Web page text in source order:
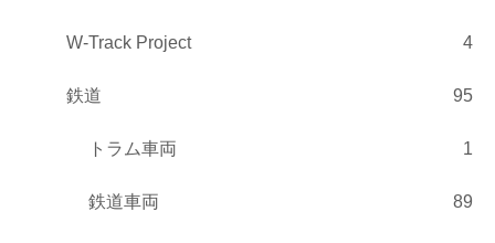
W-Track Project 4
鉄道 95
トラム車両 1
鉄道車両 89